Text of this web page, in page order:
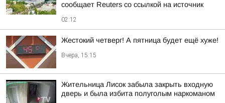
сообщает Reuters со ссылкой на источник
02:12
Жестокий четверг! А пятница будет ещё хуже!
Вчера, 15:15
Жительница Лисок забыла закрыть входную
дверь и была избита полуголым наркоманом